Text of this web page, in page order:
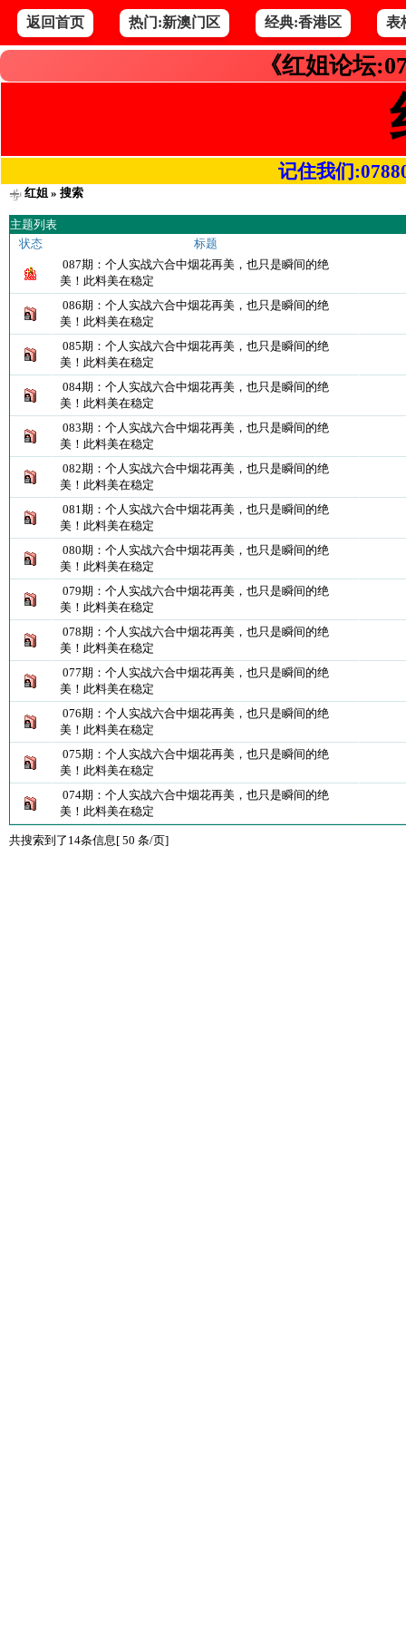
返回首页 热门:新澳门区 经典:香港区 表
《红姐论坛
记住我们
红姐» 搜索
主题列表
状态
标题
087期：个人实战六合中烟花再美，也只是瞬间的绝
美！此料美在稳定
086期：个人实战六合中烟花再美，也只是瞬间的绝
美！此料美在稳定
085期：个人实战六合中烟花再美，也只是瞬间的绝
美！此料美在稳定
084期：个人实战六合中烟花再美，也只是瞬间的绝
美！此料美在稳定
083期：个人实战六合中烟花再美，也只是瞬间的绝
美！此料美在稳定
082期：个人实战六合中烟花再美，也只是瞬间的绝
美！此料美在稳定
081期：个人实战六合中烟花再美，也只是瞬间的绝
美！此料美在稳定
080期：个人实战六合中烟花再美，也只是瞬间的绝
美！此料美在稳定
079期：个人实战六合中烟花再美，也只是瞬间的绝
美！此料美在稳定
078期：个人实战六合中烟花再美，也只是瞬间的绝
美！此料美在稳定
077期：个人实战六合中烟花再美，也只是瞬间的绝
美！此料美在稳定
076期：个人实战六合中烟花再美，也只是瞬间的绝
美！此料美在稳定
075期：个人实战六合中烟花再美，也只是瞬间的绝
美！此料美在稳定
074期：个人实战六合中烟花再美，也只是瞬间的绝
美！此料美在稳定
共搜索到了14条信息[ 50 条/页]